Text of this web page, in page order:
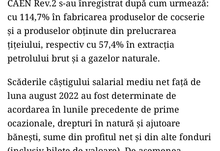
CAEN Rev.2 s-au înregistrat după cum urmează:
cu 114,7% în fabricarea produselor de cocserie
şi a produselor obţinute din prelucrarea
ţiţeiului, respectiv cu 57,4% în extracţia
petrolului brut şi a gazelor naturale.
Scăderile câştigului salarial mediu net faţă de
luna august 2022 au fost determinate de
acordarea în lunile precedente de prime
ocazionale, drepturi în natură şi ajutoare
băneşti, sume din profitul net şi din alte fonduri